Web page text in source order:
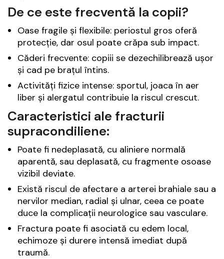
De ce este frecventă la copii?
Oase fragile și flexibile: periostul gros oferă
protecție, dar osul poate crăpa sub impact.
Căderi frecvente: copiii se dezechilibrează ușor
și cad pe brațul întins.
Activități fizice intense: sportul, joaca în aer
liber și alergatul contribuie la riscul crescut.
Caracteristici ale fracturii
supracondiliene:
Poate fi nedeplasată, cu aliniere normală
aparentă, sau deplasată, cu fragmente osoase
vizibil deviate.
Există riscul de afectare a arterei brahiale sau a
nervilor median, radial și ulnar, ceea ce poate
duce la complicații neurologice sau vasculare.
Fractura poate fi asociată cu edem local,
echimoze și durere intensă imediat după
traumă.